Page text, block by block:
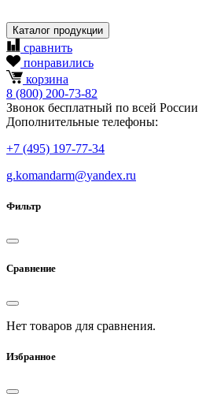
Каталог продукции
сравнить
понравились
корзина
8 (800) 200-73-82
Звонок бесплатный по всей России
Дополнительные телефоны:
+7 (495) 197-77-34
g.komandarm@yandex.ru
Фильтр
Сравнение
Нет товаров для сравнения.
Избранное